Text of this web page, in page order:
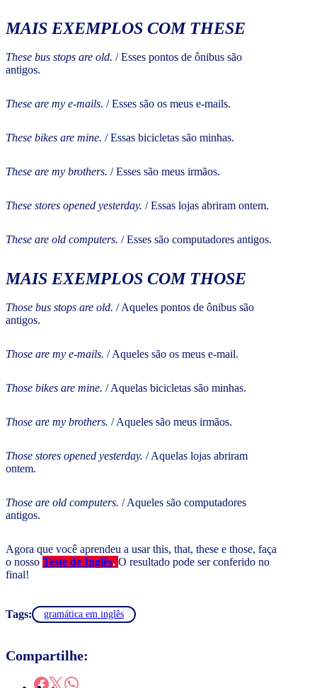
MAIS EXEMPLOS COM THESE
These bus stops are old. / Esses pontos de ônibus são
antigos.
These are my e-mails. / Esses são os meus e-mails.
These bikes are mine. / Essas bicicletas são minhas.
These are my brothers. / Esses são meus irmãos.
These stores opened yesterday. / Essas lojas abriram ontem.
These are old computers. / Esses são computadores antigos.
MAIS EXEMPLOS COM THOSE
Those bus stops are old. / Aqueles pontos de ônibus são
antigos.
Those are my e-mails. / Aqueles são os meus e-mail.
Those bikes are mine. / Aquelas bicicletas são minhas.
Those are my brothers. / Aqueles são meus irmãos.
Those stores opened yesterday. / Aquelas lojas abriram
ontem.
Those are old computers. / Aqueles são computadores
antigos.
Agora que você aprendeu a usar this, that, these e those, faça
o nosso Teste de Inglês. O resultado pode ser conferido no
final!
Tags: gramática em inglês
Compartilhe: